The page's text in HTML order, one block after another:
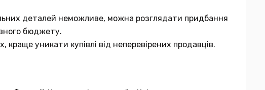
деталей неможливе, можна розглядати придбання
бюджету.
уникати купівлі від неперевірених продавців.